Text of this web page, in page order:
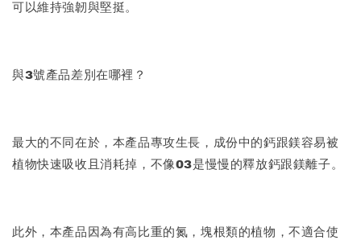
可以維持強韌與堅挺。
與3號產品差別在哪裡？
最大的不同在於，本產品專攻生長，成份中的鈣跟鎂容易被
植物快速吸收且消耗掉，不像03是慢慢的釋放鈣跟鎂離子。
此外，本產品因為有高比重的氮，塊根類的植物，不適合使